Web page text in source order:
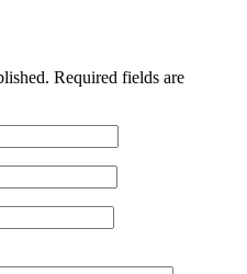
Required fields are